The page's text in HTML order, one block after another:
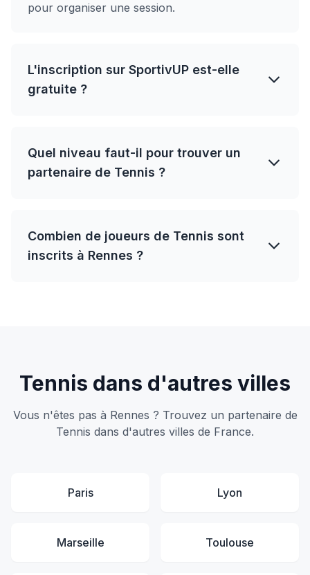
pour organiser une session.
L'inscription sur SportivUP est-elle
gratuite ?
Quel niveau faut-il pour trouver un
partenaire de Tennis ?
Combien de joueurs de Tennis sont
inscrits à Rennes ?
Tennis dans d'autres villes
Vous n'êtes pas à Rennes ? Trouvez un partenaire de
Tennis dans d'autres villes de France.
Paris Lyon
Marseille Toulouse